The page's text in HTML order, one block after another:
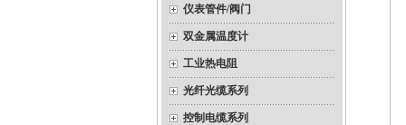
仪表管件/阀门
双金属温度计
工业热电阻
光纤光缆系列
控制电缆系列